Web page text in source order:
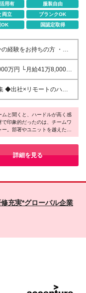
用有
服装自由
両立
ブランクOK
OK 国認定取得
経験をお持ちの方 ・コ
実務経験 ・SEとしての
流工程を想定） ・事業
リード／マネジメントな
もこだわりたい ◇グロ
身につけたい ◇キャリ
万円 └月給41万8,000
／1ヶ月あたり50時間
ません）
◆出社×リモートのハイ
二重橋ビルディング
阪市中央区今橋4-1-1 淀
と聞くと、ハードルが高く感
印象的だったのは、チームワ
。部署やユニットを越えた連
メンバー同士が知見を共有し
。また、柔軟な働き方を“自然
活かし、新たなキャリアに挑戦
。
詳細を見る
充実*グローバル企業